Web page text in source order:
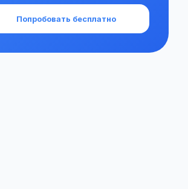
Попробовать бесплатно